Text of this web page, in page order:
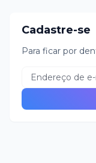
Cadastre-se
Para ficar por